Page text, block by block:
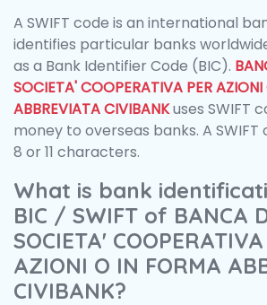
A SWIFT code is an international
identifies particular banks
as a Bank Identifier Code (BIC).
SOCIETA' COOPERATIVA PER
ABBREVIATA CIVIBANKuses SWIFT
money to overseas banks. A
8 or 11 characters.
What is bank
BIC / SWIFT of BANCA
SOCIETA'
AZIONI O IN FORMA
CIVIBANK?